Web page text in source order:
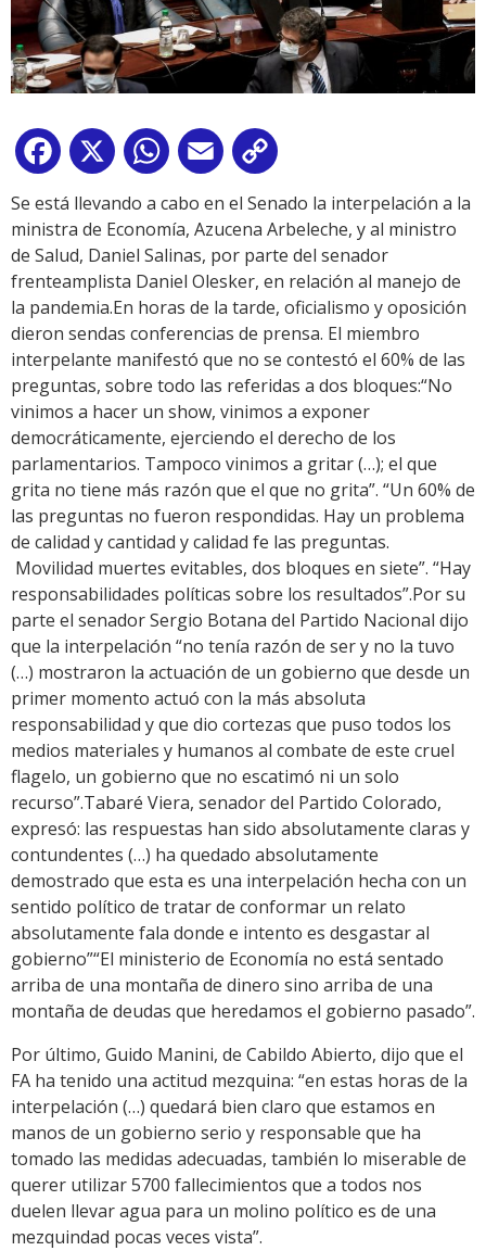
Facebook
X WhatsApp
Email
Link
Se está llevando a cabo en el Senado la interpelación a la
ministra de Economía, Azucena Arbeleche, y al ministro
de Salud, Daniel Salinas, por parte del senador
frenteamplista Daniel Olesker, en relación al manejo de
la pandemia.En horas de la tarde, oficialismo y oposición
dieron sendas conferencias de prensa. El miembro
interpelante manifestó que no se contestó el 60% de las
preguntas, sobre todo las referidas a dos bloques:“No
vinimos a hacer un show, vinimos a exponer
democráticamente, ejerciendo el derecho de los
parlamentarios. Tampoco vinimos a gritar (…); el que
grita no tiene más razón que el que no grita”. “Un 60% de
las preguntas no fueron respondidas. Hay un problema
de calidad y cantidad y calidad fe las preguntas.
Movilidad muertes evitables, dos bloques en siete”. “Hay
responsabilidades políticas sobre los resultados”.Por su
parte el senador Sergio Botana del Partido Nacional dijo
que la interpelación “no tenía razón de ser y no la tuvo
(…) mostraron la actuación de un gobierno que desde un
primer momento actuó con la más absoluta
responsabilidad y que dio cortezas que puso todos los
medios materiales y humanos al combate de este cruel
flagelo, un gobierno que no escatimó ni un solo
recurso”.Tabaré Viera, senador del Partido Colorado,
expresó: las respuestas han sido absolutamente claras y
contundentes (…) ha quedado absolutamente
demostrado que esta es una interpelación hecha con un
sentido político de tratar de conformar un relato
absolutamente fala donde e intento es desgastar al
gobierno”“El ministerio de Economía no está sentado
arriba de una montaña de dinero sino arriba de una
montaña de deudas que heredamos el gobierno pasado”.
Por último, Guido Manini, de Cabildo Abierto, dijo que el
FA ha tenido una actitud mezquina: “en estas horas de la
interpelación (…) quedará bien claro que estamos en
manos de un gobierno serio y responsable que ha
tomado las medidas adecuadas, también lo miserable de
querer utilizar 5700 fallecimientos que a todos nos
duelen llevar agua para un molino político es de una
mezquindad pocas veces vista”.